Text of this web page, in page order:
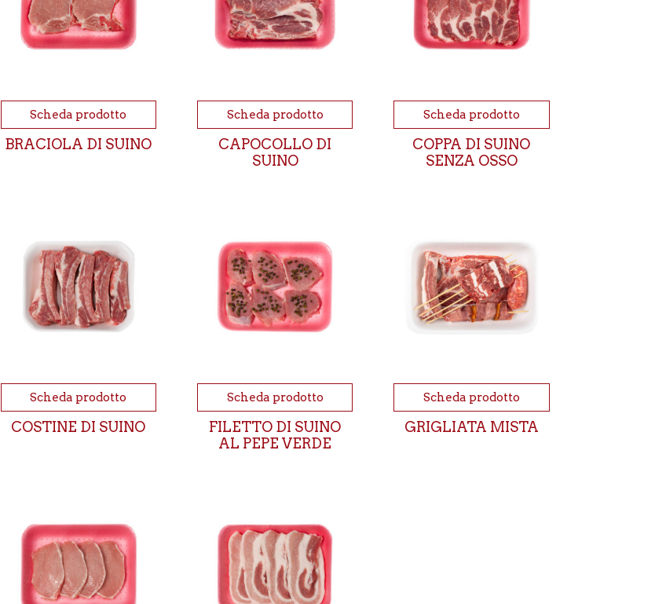
Scheda prodotto
BRACIOLA DI SUINO
Scheda prodotto
CAPOCOLLO DI
SUINO
Scheda prodotto
COPPA DI SUINO
SENZA OSSO
Scheda prodotto
COSTINE DI SUINO
Scheda prodotto
FILETTO DI SUINO
AL PEPE VERDE
Scheda prodotto
GRIGLIATA MISTA